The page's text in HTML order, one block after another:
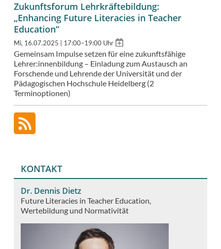
Zukunftsforum Lehrkräftebildung:
„Enhancing Future Literacies in Teacher
Education“
Mi, 16.07.2025 | 17:00–19:00 Uhr Add
calendar
Gemeinsam Impulse setzen für eine zukunftsfähige
Lehrer:innenbildung – Einladung zum Austausch an
Forschende und Lehrende der Universität und der
Pädagogischen Hochschule Heidelberg (2
Terminoptionen)
KONTAKT
Dr. Dennis Dietz
Future Literacies in Teacher Education
Wertebildung und Normativität